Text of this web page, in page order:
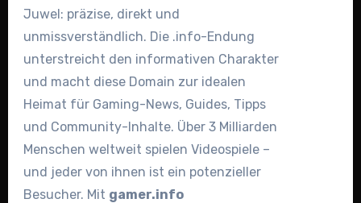
Juwel: präzise, direkt und
unmissverständlich. Die .info-Endung
unterstreicht den informativen Charakter
und macht diese Domain zur idealen
Heimat für Gaming-News, Guides, Tipps
und Community-Inhalte. Über 3 Milliarden
Menschen weltweit spielen Videospiele –
und jeder von ihnen ist ein potenzieller
Besucher. Mit gamer.info